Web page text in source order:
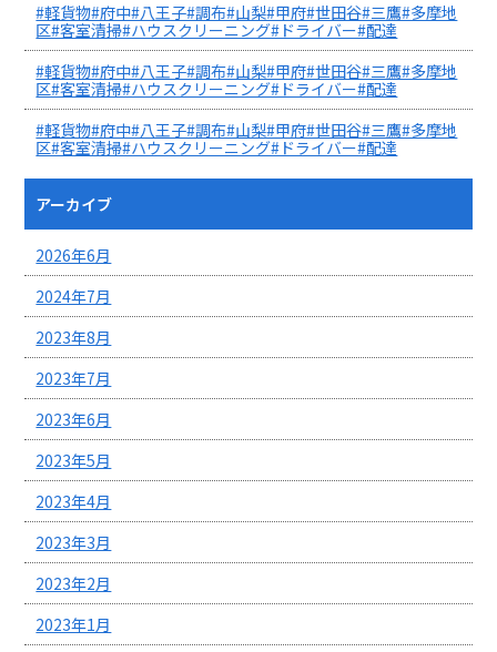
#軽貨物#府中#八王子#調布#山梨#甲府#世田谷#三鷹#多摩地
区#客室清掃#ハウスクリーニング#ドライバー#配達
#軽貨物#府中#八王子#調布#山梨#甲府#世田谷#三鷹#多摩地
区#客室清掃#ハウスクリーニング#ドライバー#配達
#軽貨物#府中#八王子#調布#山梨#甲府#世田谷#三鷹#多摩地
区#客室清掃#ハウスクリーニング#ドライバー#配達
アーカイブ
2026年6月
2024年7月
2023年8月
2023年7月
2023年6月
2023年5月
2023年4月
2023年3月
2023年2月
2023年1月